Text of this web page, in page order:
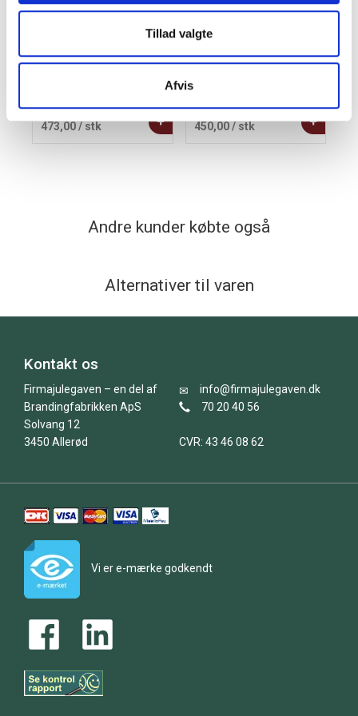
Tillad valgte
Afvis
Kay Bojesen Hest H14
473,00/ stk +
Kay Bojesen sangfugl
450,00/ stk +
Andre kunder købte også
Alternativer til varen
Kontakt os
Firmajulegaven – en del af
Brandingfabrikken ApS
Solvang 12
3450 Allerød
info@firmajulegaven.dk
70 20 40 56
CVR: 43 46 08 62
Vi er e-mærke godkendt